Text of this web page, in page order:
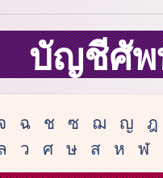
บัญชีศัพ
ฉ ช ซ ฌ ญ
ฎ
ว ศ ษ ส ห ฬ